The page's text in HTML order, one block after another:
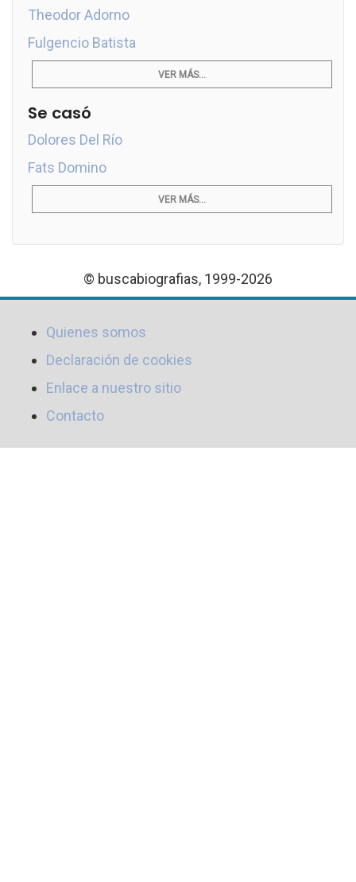
Theodor Adorno
Fulgencio Batista
VER MÁS...
Se casó
Dolores Del Río
Fats Domino
VER MÁS...
© buscabiografias, 1999-2026
Quienes somos
Declaración de cookies
Enlace a nuestro sitio
Contacto